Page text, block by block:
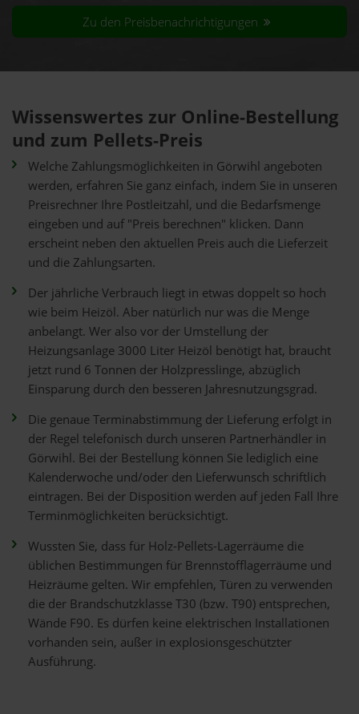
Zu den Preisbenachrichtigungen
Wissenswertes zur Online-Bestellung
und zum Pellets-Preis
Welche Zahlungsmöglichkeiten in Görwihl angeboten
werden, erfahren Sie ganz einfach, indem Sie in unseren
Preisrechner Ihre Postleitzahl, und die Bedarfsmenge
eingeben und auf "Preis berechnen" klicken. Dann
erscheint neben den aktuellen Preis auch die Lieferzeit
und die Zahlungsarten.
Der jährliche Verbrauch liegt in etwas doppelt so hoch
wie beim Heizöl. Aber natürlich nur was die Menge
anbelangt. Wer also vor der Umstellung der
Heizungsanlage 3000 Liter Heizöl benötigt hat, braucht
jetzt rund 6 Tonnen der Holzpresslinge, abzüglich
Einsparung durch den besseren Jahresnutzungsgrad.
Die genaue Terminabstimmung der Lieferung erfolgt in
der Regel telefonisch durch unseren Partnerhändler in
Görwihl. Bei der Bestellung können Sie lediglich eine
Kalenderwoche und/oder den Lieferwunsch schriftlich
eintragen. Bei der Disposition werden auf jeden Fall Ihre
Terminmöglichkeiten berücksichtigt.
Wussten Sie, dass für Holz-Pellets-Lagerräume die
üblichen Bestimmungen für Brennstofflagerräume und
Heizräume gelten. Wir empfehlen, Türen zu verwenden
die der Brandschutzklasse T30 (bzw. T90) entsprechen,
Wände F90. Es dürfen keine elektrischen Installationen
vorhanden sein, außer in explosionsgeschützter
Ausführung.